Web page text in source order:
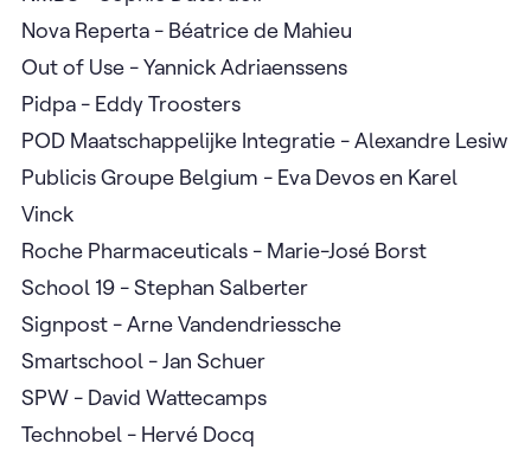
Nova Reperta - Béatrice de Mahieu
Out of Use - Yannick Adriaenssens
Pidpa - Eddy Troosters
POD Maatschappelijke Integratie - Alexandre Lesiw
Publicis Groupe Belgium - Eva Devos en Karel
Vinck
Roche Pharmaceuticals - Marie-José Borst
School 19 - Stephan Salberter
Signpost - Arne Vandendriessche
Smartschool - Jan Schuer
SPW - David Wattecamps
Technobel - Hervé Docq